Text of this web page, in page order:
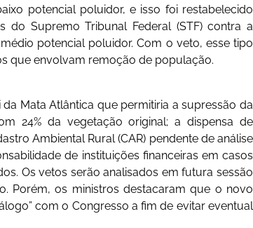
potencial poluidor, e isso foi restabelecido
do Supremo Tribunal Federal (STF) contra a
potencial poluidor. Com o veto, esse tipo
que envolvam remoção de população.
Mata Atlântica que permitiria a supressão da
24% da vegetação original; a dispensa de
Ambiental Rural (CAR) pendente de análise
de instituições financeiras em casos
Os vetos serão analisados em futura sessão
Porém, os ministros destacaram que o novo
com o Congresso a fim de evitar eventual